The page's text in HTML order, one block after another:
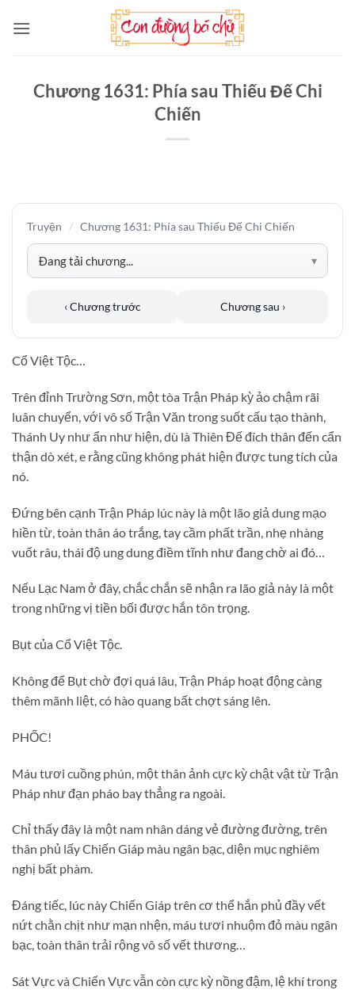
qua
Chương 1631: Phía sau Thiếu Đế Chi
Chiến
Truyện / Chương 1631: Phía sau Thiếu Đế Chi Chiến
‹ Chương trước Chương sau ›
Cổ Việt Tộc…
Trên đỉnh Trường Sơn, một tòa Trận Pháp kỳ ảo chậm rãi
luân chuyển, với vô số Trận Văn trong suốt cấu tạo thành,
Thánh Uy như ẩn như hiện, dù là Thiên Đế đích thân đến cẩn
thận dò xét, e rằng cũng không phát hiện được tung tích của
nó.
Đứng bên cạnh Trận Pháp lúc này là một lão giả dung mạo
hiền từ, toàn thân áo trắng, tay cầm phất trần, nhẹ nhàng
vuốt râu, thái độ ung dung điềm tĩnh như đang chờ ai đó…
Nếu Lạc Nam ở đây, chắc chắn sẽ nhận ra lão giả này là một
trong những vị tiền bối được hắn tôn trọng.
Bụt của Cổ Việt Tộc.
Không để Bụt chờ đợi quá lâu, Trận Pháp hoạt động càng
thêm mãnh liệt, có hào quang bất chợt sáng lên.
PHỐC!
Máu tươi cuồng phún, một thân ảnh cực kỳ chật vật từ Trận
Pháp như đạn pháo bay thẳng ra ngoài.
Chỉ thấy đây là một nam nhân dáng vẻ đường đường, trên
thân phủ lấy Chiến Giáp màu ngân bạc, diện mục nghiêm
nghị bất phàm.
Đáng tiếc, lúc này Chiến Giáp trên cơ thể hắn phủ đầy vết
nứt chằn chịt như mạn nhện, máu tươi nhuộm đỏ màu ngân
bạc, toàn thân trải rộng vô số vết thương…
Sát Vực và Chiến Vực vẫn còn cực kỳ nồng đậm, lệ khí trong